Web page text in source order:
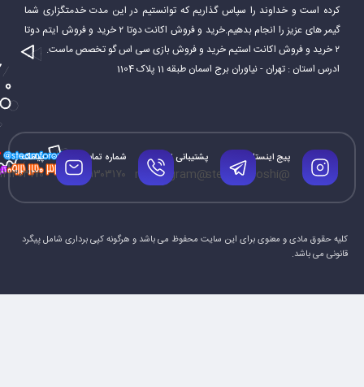
کرده است و خداوند را سپاس گذاریم که توانستیم در این مدت خدمتگزاری شما
گیمر های عزیز را انجام بدهیم.خرید و فروش اکانت دوتا ۲ خرید و فروش ایتم دوتا
۲ خرید و فروش اکانت استیم خرید و فروش بازی سی اس گو تخصص ماست.
ادرس استان : تهران - نیاوران برج اسمان طبقه 11 پلاک 1104
پیج اینستاگرام
@steamforoshi
پشتیبانی تلگرام
@mrtelegram
شماره تماس
۰۹۱۲۱۳۰۳۱۷۰
پیامک
کلیه حقوق مادی و معنوی برای این سایت محفوظ می باشد و هرگونه کپی برداری شامل پیگرد
قانونی می باشد.